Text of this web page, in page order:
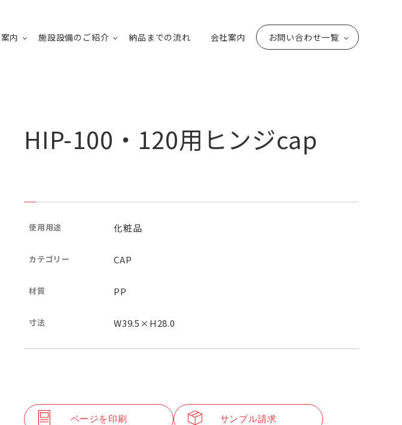
内 施設設備のご紹介 納品までの流れ 会社案内 お問い合わせ一覧
HIP-100・120用ヒンジcap
使用用途 化粧品
カテゴリー CAP
材質 PP
寸法 W39.5×H28.0
ページを印刷 サンプル請求